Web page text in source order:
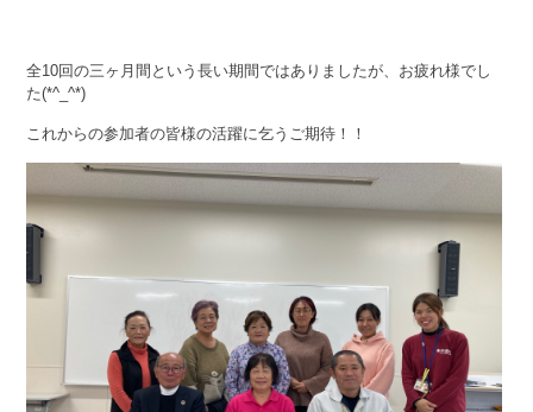
全10回の三ヶ月間という長い期間ではありましたが、お疲れ様でし
た(*^_^*)
これからの参加者の皆様の活躍に乞うご期待！！